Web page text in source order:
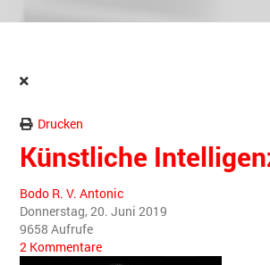
Drucken
Künstliche
Bodo R. V. Antonic
Donnerstag, 20. Juni 2019
9658 Aufrufe
2 Kommentare